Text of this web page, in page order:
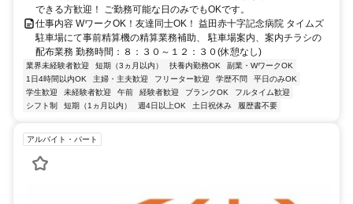
できる方歓迎！ ご勤務可能な日のみでもOKです。
仕事内容 WワークOK！友達同士OK！ 益田赤十字記念病院 タイムズ
駐車場にて事前精算機の精算業務補助、 駐車場案内、案内チラシの
配布業務 勤務時間：８：３０～１２：３０(休憩なし)
業界未経験者歓迎 短期（3ヵ月以内） 扶養内勤務OK
副業・WワークOK
1日4時間以内OK
主婦・主夫歓迎 フリーター歓迎 学歴不問
平日のみOK
学生歓迎
未経験者歓迎 午前 経験者歓迎 ブランクOK
フルタイム歓迎
シフト制
短期（1ヵ月以内） 週4日以上OK 土日祝休み 履歴書不要
アルバイト・パート